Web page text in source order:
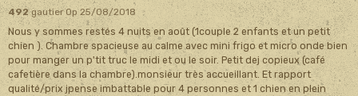
492 gautier Op 25/08/2018
Nous y sommes restés 4 nuits en août (1couple 2 enfants et un petit
chien ). Chambre spacieuse au calme avec mini frigo et micro onde bien
pour manger un p'tit truc le midi et ou le soir. Petit dej copieux (café
cafetière dans la chambre).monsieur très accueillant. Et rapport
qualité/prix jpense imbattable pour 4 personnes et 1 chien en plein